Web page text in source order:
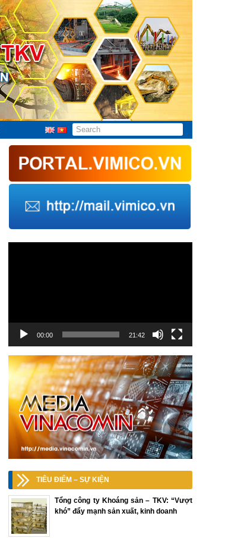
00:00 21:42
TIÊU ĐIỂM – SỰ KIỆN
Tổng công ty Khoáng sản – TKV: “Vượt
khó” đẩy mạnh sản xuất, kinh doanh